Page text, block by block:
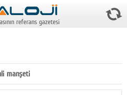
referans gazetesi
manşeti